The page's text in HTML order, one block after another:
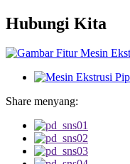
Hubungi Kita
Share menyang: